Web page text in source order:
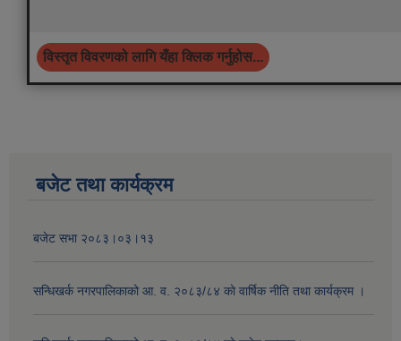
विस्तृत विवरणको लागि यँहा क्लिक गर्नुहोस...
बजेट तथा कार्यक्रम
बजेट सभा २०८३।०३।१३
सन्धिखर्क नगरपालिकाको आ. व. २०८३/८४ काे वार्षिक नीति तथा कार्यक्रम ।